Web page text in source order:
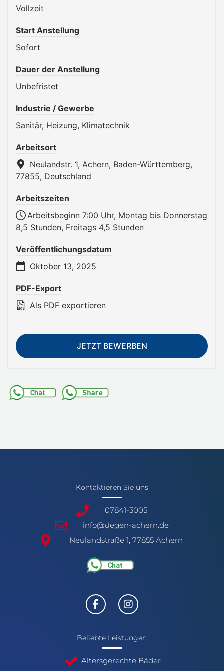
Vollzeit
Start Anstellung
Sofort
Dauer der Anstellung
Unbefristet
Industrie / Gewerbe
Sanitär, Heizung, Klimatechnik
Arbeitsort
Neulandstr. 1, Achern, Baden-Württemberg,
77855, Deutschland
Arbeitszeiten
Arbeitsbeginn 7:00 Uhr, Montag bis Donnerstag
8,5 Stunden, Freitags 4,5 Stunden
Veröffentlichungsdatum
Oktober 13, 2025
PDF-Export
Als PDF exportieren
JETZT BEWERBEN
Kontaktieren Sie uns
07841-3005
info@degen-achern.de
Neulandstraße 1, 77855 Achern
Beliebte Leistungen
Altersgerechte Bäder